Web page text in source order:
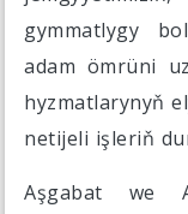
gymmatlygy
adam ömrüni
hyzmatlarynyň
netijeli işleriň
Aşgabat we